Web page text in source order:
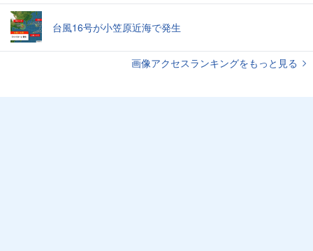
台風16号が小笠原近海で発生
画像アクセスランキングをもっと見る